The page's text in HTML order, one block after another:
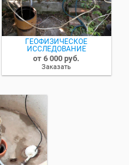
ГЕОФИЗИЧЕСКОЕ
ИССЛЕДОВАНИЕ
от 6 000 руб.
Заказать